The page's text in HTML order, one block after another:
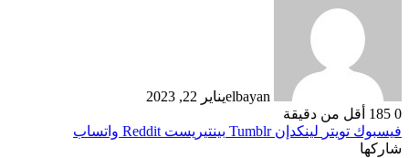
elbayanيناير 22, 2023
0
أقل من دقيقة
فيسبوك تويتر لينكدإن بينتيريست
واتساب
شاركها